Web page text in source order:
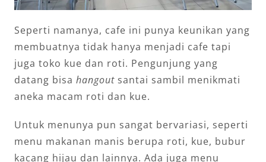
Seperti namanya, cafe ini punya keunikan yang
membuatnya tidak hanya menjadi cafe tapi
juga toko kue dan roti. Pengunjung yang
datang bisa hangout santai sambil menikmati
aneka macam roti dan kue.
Untuk menunya pun sangat bervariasi, seperti
menu makanan manis berupa roti, kue, bubur
kacang hijau dan lainnya. Ada juga menu